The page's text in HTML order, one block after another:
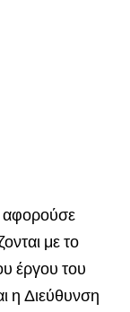
αφορούσε
με το
έργου του
η Διεύθυνση